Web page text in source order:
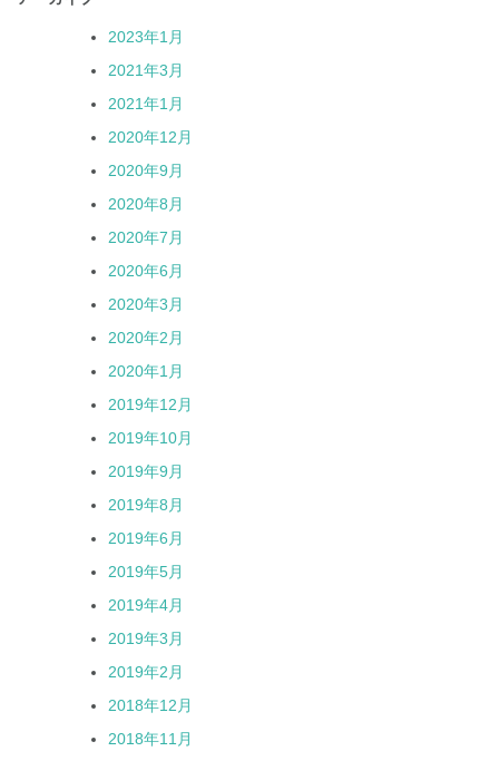
2023年1月
2021年3月
2021年1月
2020年12月
2020年9月
2020年8月
2020年7月
2020年6月
2020年3月
2020年2月
2020年1月
2019年12月
2019年10月
2019年9月
2019年8月
2019年6月
2019年5月
2019年4月
2019年3月
2019年2月
2018年12月
2018年11月